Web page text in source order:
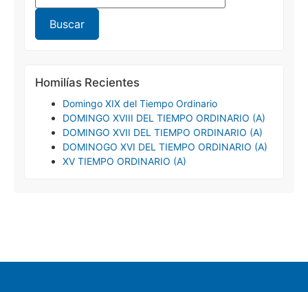
Homilías Recientes
Domingo XIX del Tiempo Ordinario
DOMINGO XVIII DEL TIEMPO ORDINARIO (A)
DOMINGO XVII DEL TIEMPO ORDINARIO (A)
DOMINOGO XVI DEL TIEMPO ORDINARIO (A)
XV TIEMPO ORDINARIO (A)